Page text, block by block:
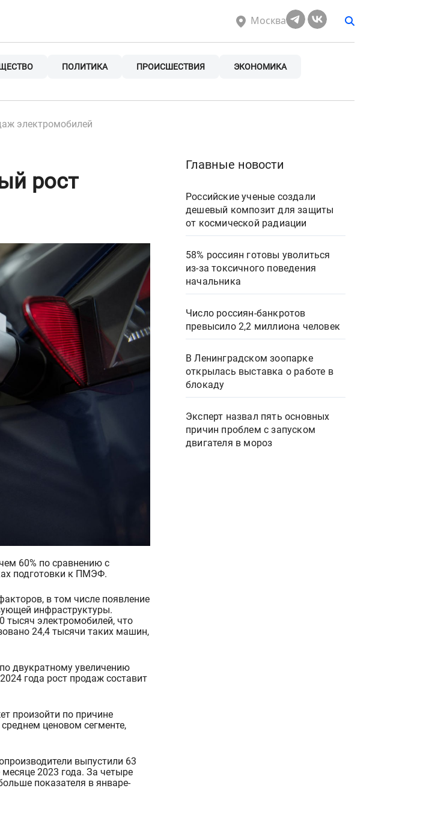
Москва
ПОЛИТИКА ПРОИСШЕСТВИЯ ЭКОНОМИКА
электромобилей
рост
подготовки к ПМЭФ.
в том числе появление
инфраструктуры.
тысяч электромобилей, что
24,4 тысячи таких машин,
двукратному увеличению
года рост продаж составит
произойти по причине
ценовом сегменте,
выпустили 63
2023 года. За четыре
показателя в январе-
Главные новости
Российские ученые создали
дешевый композит для защиты
от космической радиации
58% россиян готовы уволиться
из-за токсичного поведения
начальника
Число россиян-банкротов
превысило 2,2 миллиона человек
В Ленинградском зоопарке
открылась выставка о работе в
блокаду
Эксперт назвал пять основных
причин проблем с запуском
двигателя в мороз